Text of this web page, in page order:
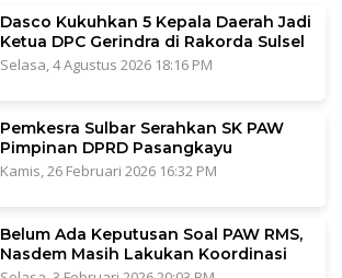
Dasco Kukuhkan 5 Kepala Daerah Jadi
Ketua DPC Gerindra di Rakorda Sulsel
Selasa, 4 Agustus 2026 18:16 PM
Pemkesra Sulbar Serahkan SK PAW
Pimpinan DPRD Pasangkayu
Kamis, 26 Februari 2026 16:32 PM
Belum Ada Keputusan Soal PAW RMS,
Nasdem Masih Lakukan Koordinasi